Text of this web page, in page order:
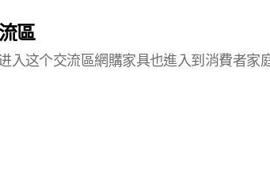
區
入这个交流區網購家具也進入到消費者家